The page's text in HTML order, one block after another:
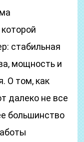
стабильная
мощность и
О том, как
далеко не все
большинство